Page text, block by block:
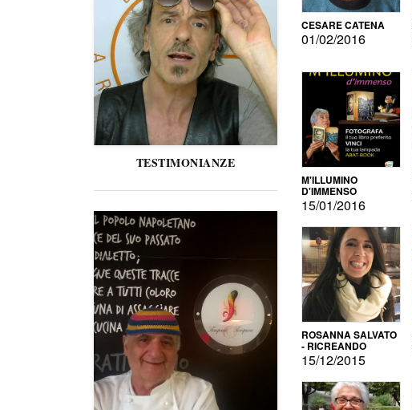
TESTIMONIANZE
CESARE CATENA
01/02/2016
M'ILLUMINO
D'IMMENSO
15/01/2016
ROSANNA SALVATO
- RICREANDO
15/12/2015